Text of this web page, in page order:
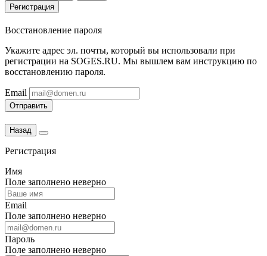
Регистрация
Восстановление пароля
Укажите адрес эл. почты, который вы использовали при
регистрации на SOGES.RU. Мы вышлем вам инструкцию по
восстановлению пароля.
Email
Отправить
Назад
Регистрация
Имя
Поле заполнено неверно
Email
Поле заполнено неверно
Пароль
Поле заполнено неверно